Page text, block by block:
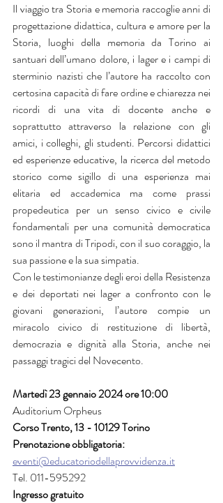
Il viaggio tra Storia e memoria raccoglie anni di
progettazione di­dattica, cultura e amore per la
Storia, luoghi della memoria da Torino ai
santuari dell’umano dolore, i lager e i campi di
sterminio nazisti che l’autore ha raccolto con
certosina capacità di fare ordine e chia­rezza nei
ricordi di una vita di docente anche e
soprattutto attraverso la relazione con gli
amici, i colleghi, gli studenti. Percorsi didattici
ed esperienze educative, la ricerca del metodo
storico come sigillo di una esperienza mai
elitaria ed accademica ma come prassi
propedeu­tica per un senso civico e civile
fondamentali per una co­munità de­mocratica
sono il mantra di Tripodi, con il suo coraggio, la
sua pas­sione e la sua simpatia.
Con le testimonianze degli eroi della Resistenza
e dei deportati nei lager a confronto con le
giovani generazioni, l’autore compie un
miracolo civico di restituzione di libertà,
democrazia e dignità alla Storia, anche nei
passaggi tragici del Novecento.
Martedì 23 gennaio 2024 ore 10:00
Auditorium Orpheus
Corso Trento, 13 - 10129 Torino
Prenotazione obbligatoria:
eventi@educatoriodellaprovvidenza.it
Tel. 011-595292
Ingresso gratuito